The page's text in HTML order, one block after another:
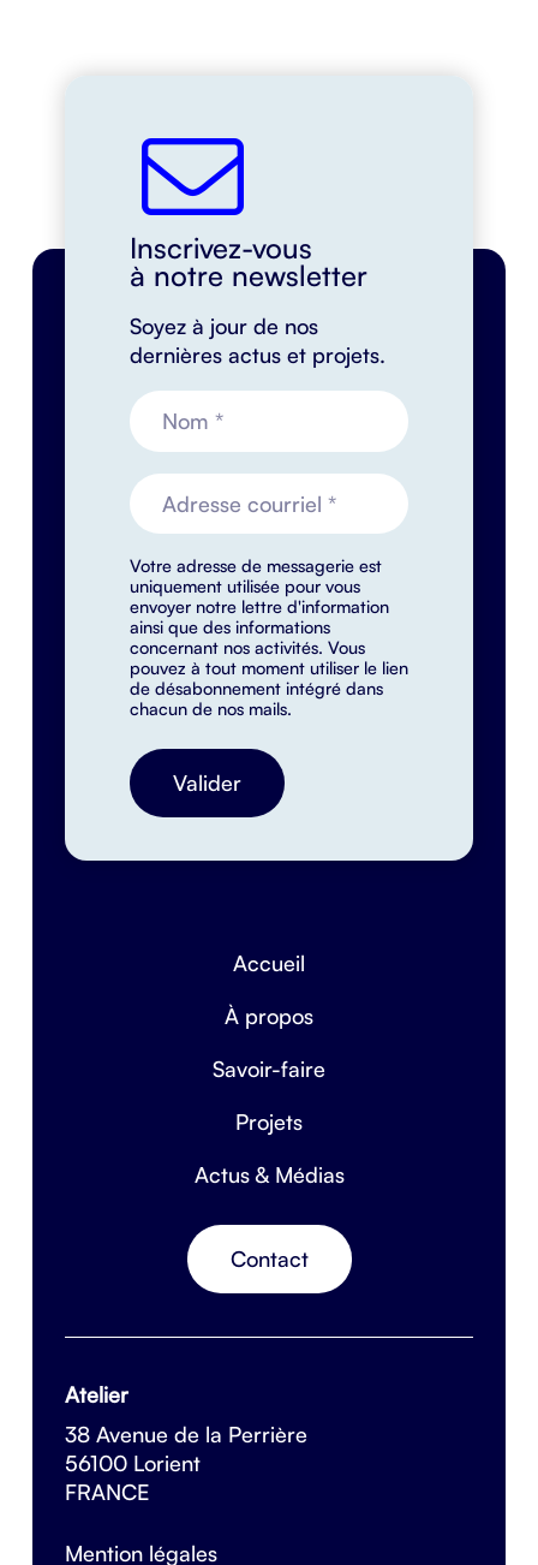
Inscrivez-vous
à notre newsletter
Soyez à jour de nos
dernières actus et projets.
Votre adresse de messagerie est
uniquement utilisée pour vous
envoyer notre lettre d'information
ainsi que des informations
concernant nos activités. Vous
pouvez à tout moment utiliser le lien
de désabonnement intégré dans
chacun de nos mails.
Accueil
À propos
Savoir-faire
Projets
Actus & Médias
Contact
Atelier
38 Avenue de la Perrière
56100 Lorient
FRANCE
Mention légales